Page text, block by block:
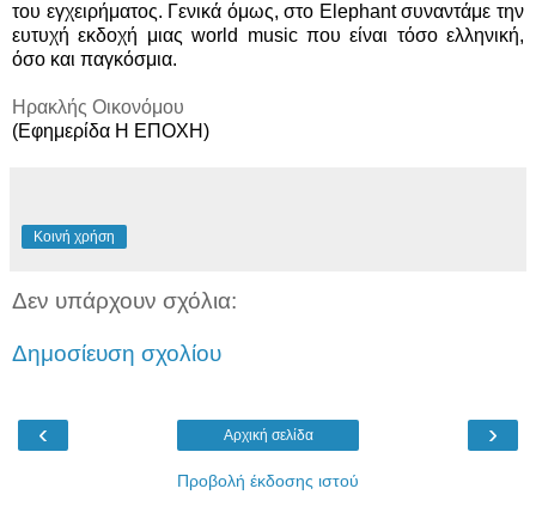
του εγχειρήματος. Γενικά όμως, στο Elephant συναντάμε την
ευτυχή εκδοχή μιας world music που είναι τόσο ελληνική,
όσο και παγκόσμια.
Ηρακλής Οικονόμου
(Εφημερίδα Η ΕΠΟΧΗ)
Κοινή χρήση
Δεν υπάρχουν σχόλια:
Δημοσίευση σχολίου
‹ ›
Αρχική σελίδα
Προβολή έκδοσης ιστού